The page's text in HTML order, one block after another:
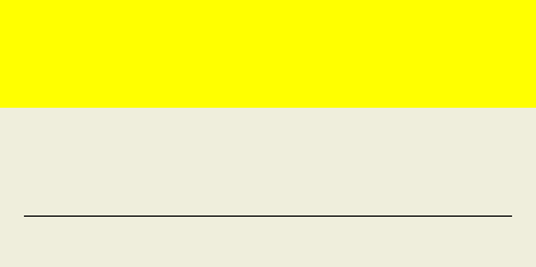
INITIATIVES NUMÉRIQUES
MARKETING DURABLE
ANNONCEZ AVEC NOUS
PROFIL ENTREPRISE
PROFIL CANDIDAT
ANNONCEZ AVEC NOUS
NOS PARCOURS DE FORMATIONS
SERVICE DE CHASSE DE TÊTE